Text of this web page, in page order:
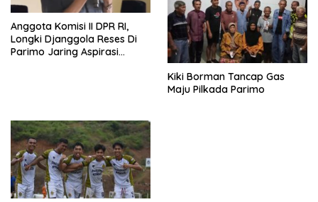
Anggota Komisi II DPR RI,
Longki Djanggola Reses Di
Parimo Jaring Aspirasi
Kiki Borman Tancap Gas
Maju Pilkada Parimo